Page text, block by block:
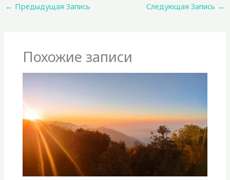
← Предыдущая Запись Следующая Запись →
Похожие записи